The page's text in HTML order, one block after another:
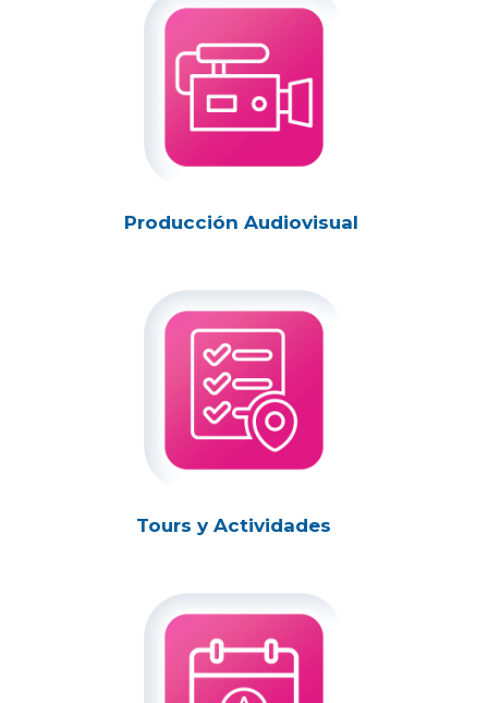
Producción Audiovisual
Tours y Actividades